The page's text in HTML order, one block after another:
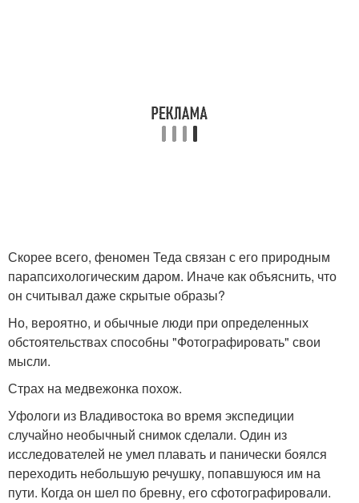
Скорее всего, феномен Теда связан с его природным
парапсихологическим даром. Иначе как объяснить, что
он считывал даже скрытые образы?
Но, вероятно, и обычные люди при определенных
обстоятельствах способны "Фотографировать" свои
мысли.
Страх на медвежонка похож.
Уфологи из Владивостока во время экспедиции
случайно необычный снимок сделали. Один из
исследователей не умел плавать и панически боялся
переходить небольшую речушку, попавшуюся им на
пути. Когда он шел по бревну, его сфотографировали.